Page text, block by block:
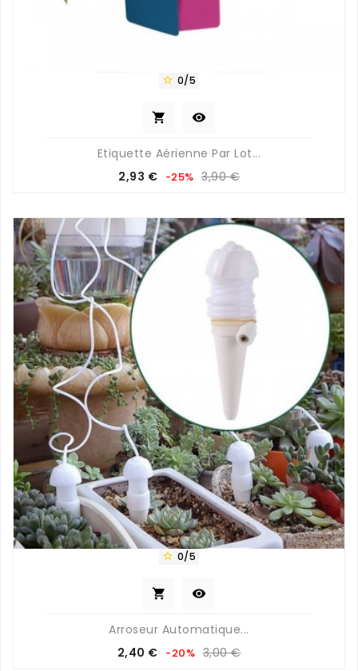
 0/5
 
Etiquette Aérienne Par Lot...
Prix
2,93 € Prix
-25% 3,90 €
 0/5
 
Arroseur Automatique...
Prix
2,40 € Prix
-20% 3,00 €